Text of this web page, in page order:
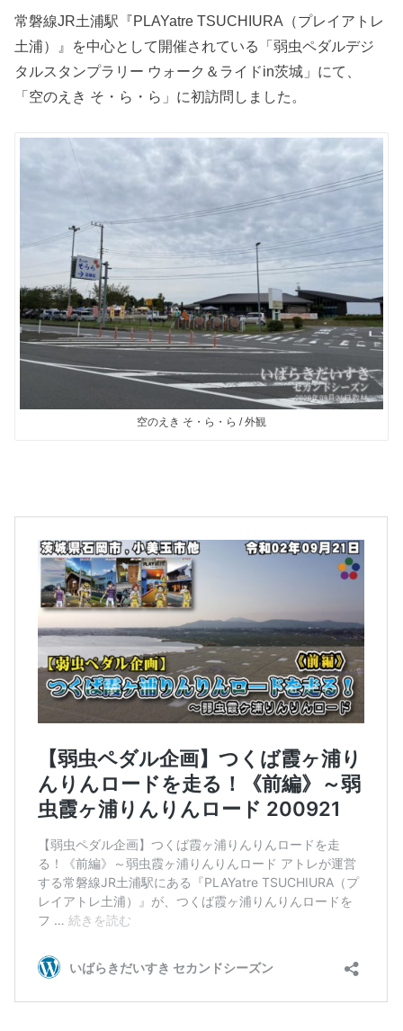
常磐線JR土浦駅『PLAYatre TSUCHIURA（プレイアトレ
土浦）』を中心として開催されている「弱虫ペダルデジ
タルスタンプラリー ウォーク＆ライドin茨城」にて、
「空のえき そ・ら・ら」に初訪問しました。
空のえき そ・ら・ら / 外観